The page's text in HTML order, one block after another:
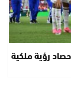
رؤية ملكية